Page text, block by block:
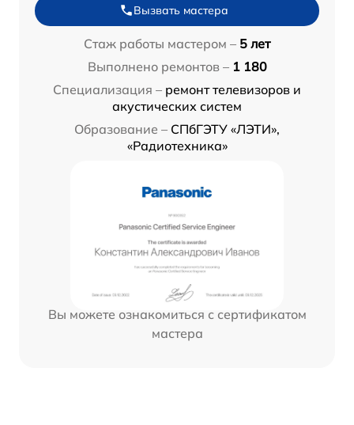
Вызвать мастера
Стаж работы мастером – 5 лет
Выполнено ремонтов – 1 180
Специализация – ремонт телевизоров и
акустических систем
Образование – СПбГЭТУ «ЛЭТИ»,
«Радиотехника»
Вы можете ознакомиться с сертификатом
мастера